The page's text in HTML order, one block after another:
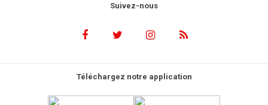
Suivez-nous
Téléchargez notre application